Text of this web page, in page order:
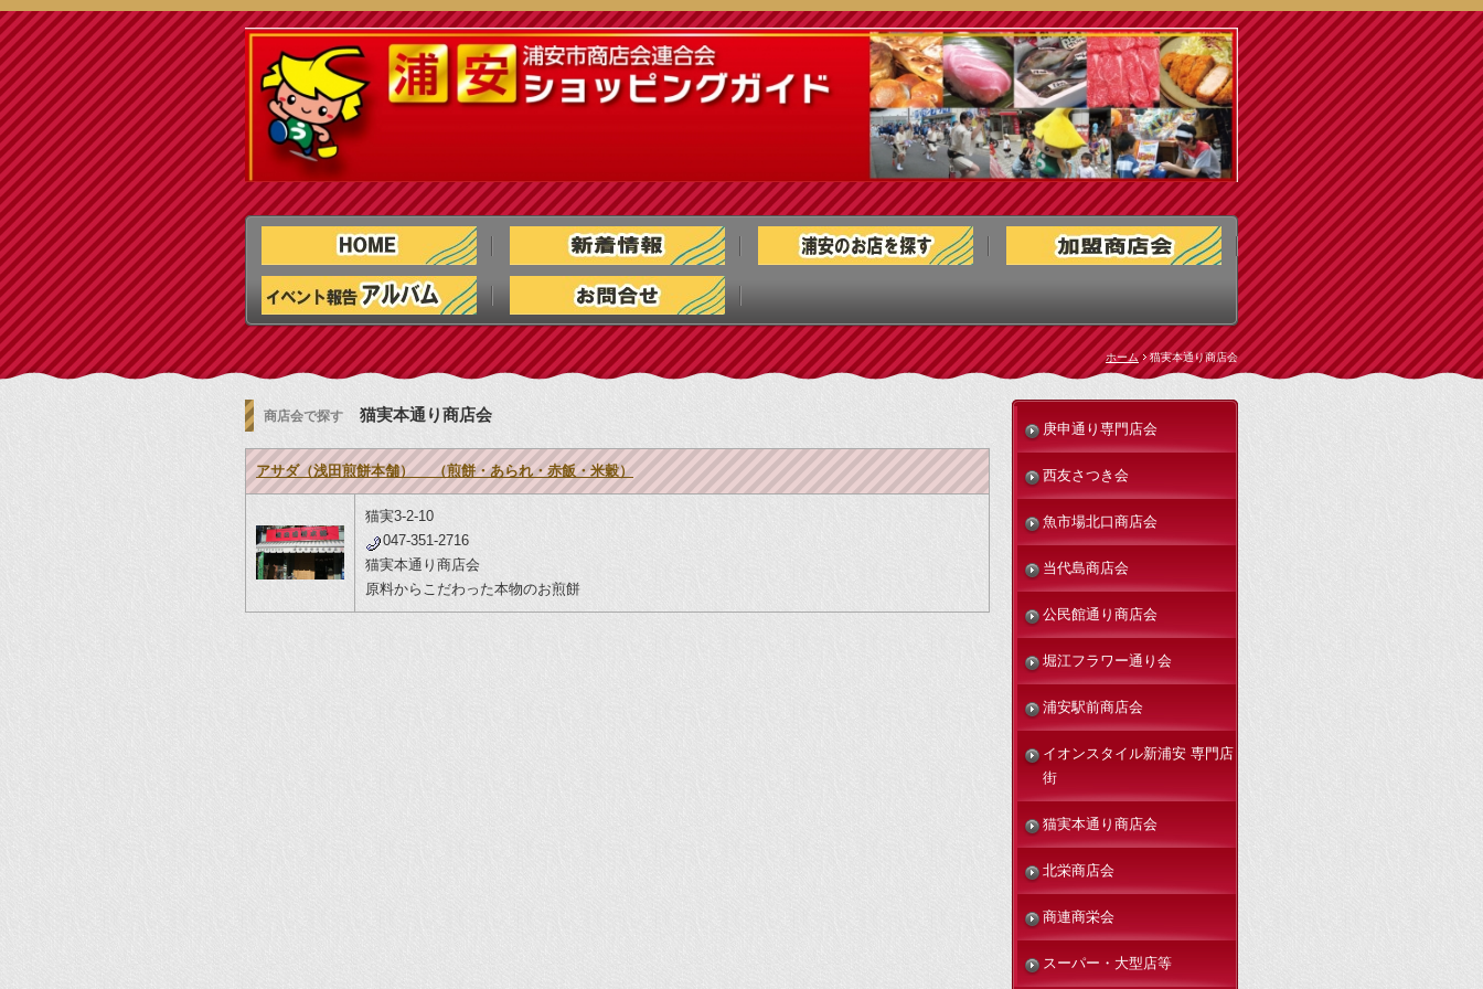
ホーム 猫実本通り商店会
商店会で探す 猫実本通り商店会
アサダ（浅田煎餅本舗） （煎餅・あられ・赤飯・米穀）
猫実3-2-10
047-351-2716
猫実本通り商店会
原料からこだわった本物のお煎餅
庚申通り専門店会
西友さつき会
魚市場北口商店会
当代島商店会
公民館通り商店会
堀江フラワー通り会
浦安駅前商店会
イオンスタイル新浦安 専門店
街
猫実本通り商店会
北栄商店会
商連商栄会
スーパー・大型店等